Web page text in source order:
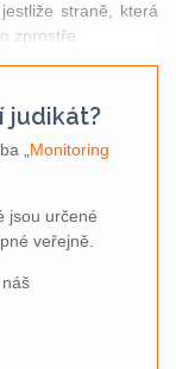
straně, která
zprostře
judikát?
„ Monitoring
jsou určené
veřejně.